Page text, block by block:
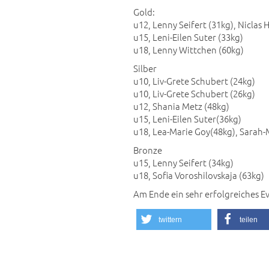
Gold:
u12, Lenny Seifert (31kg), Niclas
u15, Leni-Eilen Suter (33kg)
u18, Lenny Wittchen (60kg)
Silber
u10, Liv-Grete Schubert (24kg)
u10, Liv-Grete Schubert (26kg)
u12, Shania Metz (48kg)
u15, Leni-Eilen Suter(36kg)
u18, Lea-Marie Goy(48kg),
Bronze
u15, Lenny Seifert (34kg)
u18, Sofia Voroshilovskaja (63kg)
Am Ende ein sehr erfolgreiches
twittern teilen